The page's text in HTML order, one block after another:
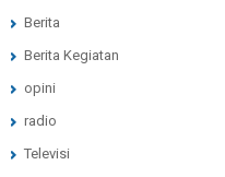
Berita
Berita Kegiatan
opini
radio
Televisi